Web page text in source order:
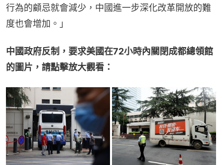
行為的顧忌就會減少，中國進一步深化改革開放的難
度也會增加。」
中國政府反制，要求美國在72小時內關閉成都總領館
的圖片，請點擊放大觀看：